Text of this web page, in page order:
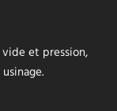
et pression,